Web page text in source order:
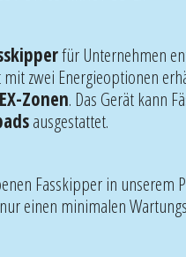
für Unternehmen
zwei Energieoptionen
Zonen. Das Gerät kann
ausgestattet.
Fasskipper in unserem
einen minimalen